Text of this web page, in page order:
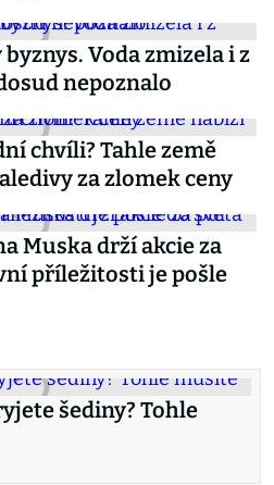
Voda zmizela i z
nepoznalo
chvíli? Tahle země
za zlomek ceny
Muska drží akcie za
příležitosti je pošle
šediny? Tohle